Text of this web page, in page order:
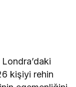
Londra’daki
kişiyi rehin